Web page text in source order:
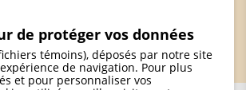
de protéger vos données
témoins), déposés par notre site
de navigation. Pour plus
et pour personnaliser vos